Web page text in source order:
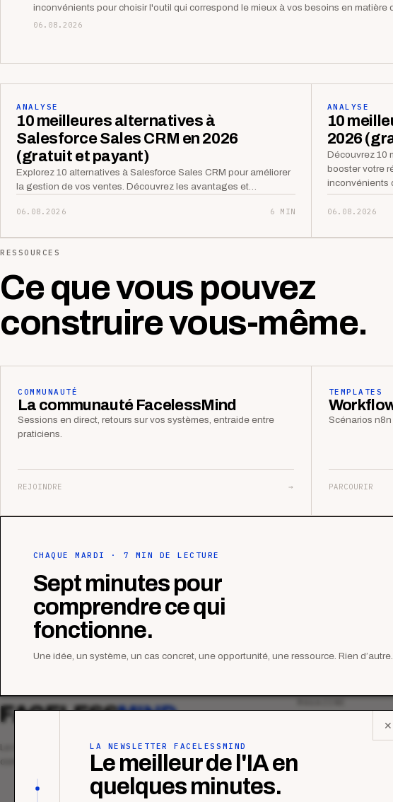
inconvénients pour choisir l'outil qui correspond le mieux à vos besoins en matière
06.08.2026
ANALYSE
10 meilleures alternatives à
Salesforce Sales CRM en 2026
(gratuit et payant)
Explorez 10 alternatives à Salesforce Sales CRM pour améliorer
la gestion de vos ventes. Découvrez les avantages et…
06.08.2026 6 MIN
ANALYSE
10
2026
Découvrez 10
booster votre
inconvénients
06.08.2026
RESSOURCES
Ce que vous pouvez
construire vous-même.
COMMUNAUTÉ
La communauté FacelessMind
Sessions en direct, retours sur vos systèmes, entraide entre
praticiens.
REJOINDRE →
TEMPLATES
Scénarios
PARCOURIR
CHAQUE MARDI · 7 MIN DE LECTURE
Sept minutes pour
comprendre ce qui
fonctionne.
Une idée, un système, un cas concret, une opportunité, une ressource. Rien d’autre.
✕
LA NEWSLETTER FACELESSMIND
Le meilleur de l'IA en
quelques minutes.
FACELESSMIND
Le média qui mesurent la performance
commerciale des organismes de formation.